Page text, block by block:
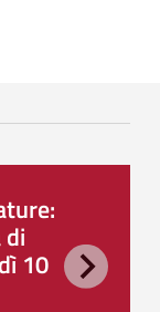
10